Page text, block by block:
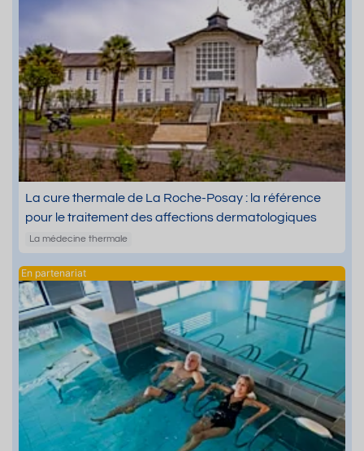
La cure thermale de La Roche-Posay : la référence
pour le traitement des affections dermatologiques
La médecine thermale